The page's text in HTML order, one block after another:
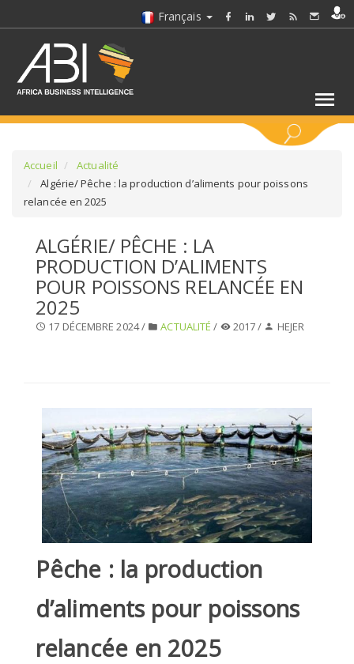
Français
SÉLECTIONNEZ UN DOSSIER
SELECTIONNEZ UNE SECTION
Accueil
Actualité
Algérie/ Pêche : la production d’aliments pour poissons
relancée en 2025
ALGÉRIE/ PÊCHE : LA
PRODUCTION D’ALIMENTS
POUR POISSONS RELANCÉE EN
2025
17 DÉCEMBRE 2024 / ACTUALITÉ / 2017 / HEJER
Pêche : la production
d’aliments pour poissons
relancée en 2025